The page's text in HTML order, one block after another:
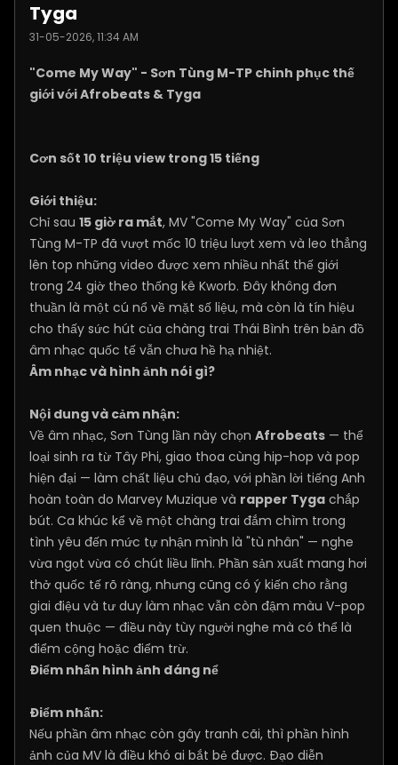
Tyga
31-05-2026, 11:34 AM
"Come My Way" - Sơn Tùng M-TP chinh phục thế
giới với Afrobeats & Tyga
Cơn sốt 10 triệu view trong 15 tiếng
Giới thiệu:
Chỉ sau 15 giờ ra mắt, MV "Come My Way" của Sơn
Tùng M-TP đã vượt mốc 10 triệu lượt xem và leo thẳng
lên top những video được xem nhiều nhất thế giới
trong 24 giờ theo thống kê Kworb. Đây không đơn
thuần là một cú nổ về mặt số liệu, mà còn là tín hiệu
cho thấy sức hút của chàng trai Thái Bình trên bản đồ
âm nhạc quốc tế vẫn chưa hề hạ nhiệt.
Âm nhạc và hình ảnh nói gì?
Nội dung và cảm nhận:
Về âm nhạc, Sơn Tùng lần này chọn Afrobeats — thể
loại sinh ra từ Tây Phi, giao thoa cùng hip-hop và pop
hiện đại — làm chất liệu chủ đạo, với phần lời tiếng Anh
hoàn toàn do Marvey Muzique và rapper Tyga chắp
bút. Ca khúc kể về một chàng trai đắm chìm trong
tình yêu đến mức tự nhận mình là "tù nhân" — nghe
vừa ngọt vừa có chút liều lĩnh. Phần sản xuất mang hơi
thở quốc tế rõ ràng, nhưng cũng có ý kiến cho rằng
giai điệu và tư duy làm nhạc vẫn còn đậm màu V-pop
quen thuộc — điều này tùy người nghe mà có thể là
điểm cộng hoặc điểm trừ.
Điểm nhấn hình ảnh đáng nể
Điểm nhấn:
Nếu phần âm nhạc còn gây tranh cãi, thì phần hình
ảnh của MV là điều khó ai bắt bẻ được. Đạo diễn